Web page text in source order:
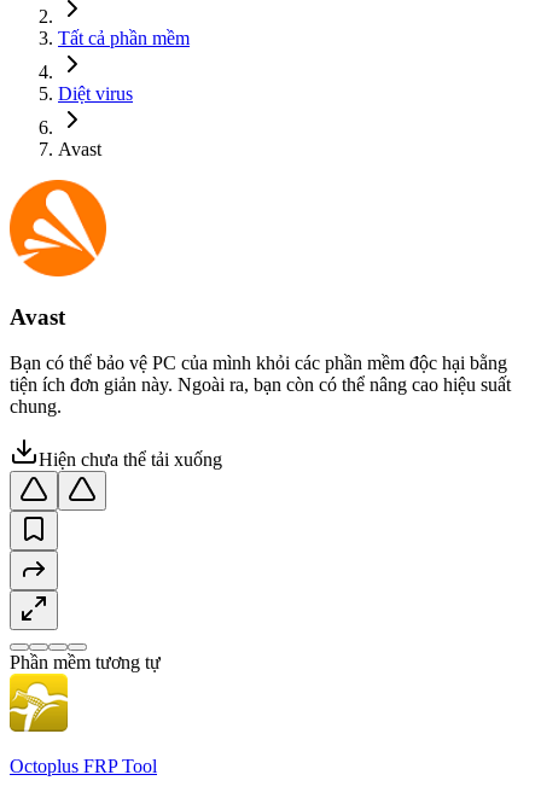
Tất cả phần mềm
Diệt virus
Avast
Avast
Bạn có thể bảo vệ PC của mình khỏi các phần mềm độc hại bằng
tiện ích đơn giản này. Ngoài ra, bạn còn có thể nâng cao hiệu suất
chung.
Hiện chưa thể tải xuống
Phần mềm tương tự
Octoplus FRP Tool